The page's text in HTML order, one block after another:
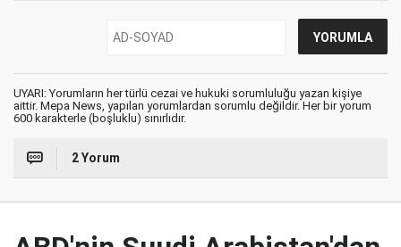
UYARI: Yorumların her türlü cezai ve hukuki sorumluluğu yazan kişiye
aittir. Mepa News, yapılan yorumlardan sorumlu değildir. Her bir yorum
600 karakterle (boşluklu) sınırlıdır.
2 Yorum